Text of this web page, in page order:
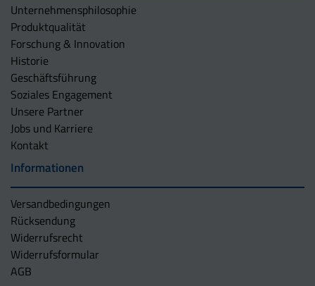
Unternehmens­philosophie
Produktqualität
Forschung & Innovation
Historie
Geschäftsführung
Soziales Engagement
Unsere Partner
Jobs und Karriere
Kontakt
Informationen
Versandbedingungen
Rücksendung
Widerrufsrecht
Widerrufsformular
AGB